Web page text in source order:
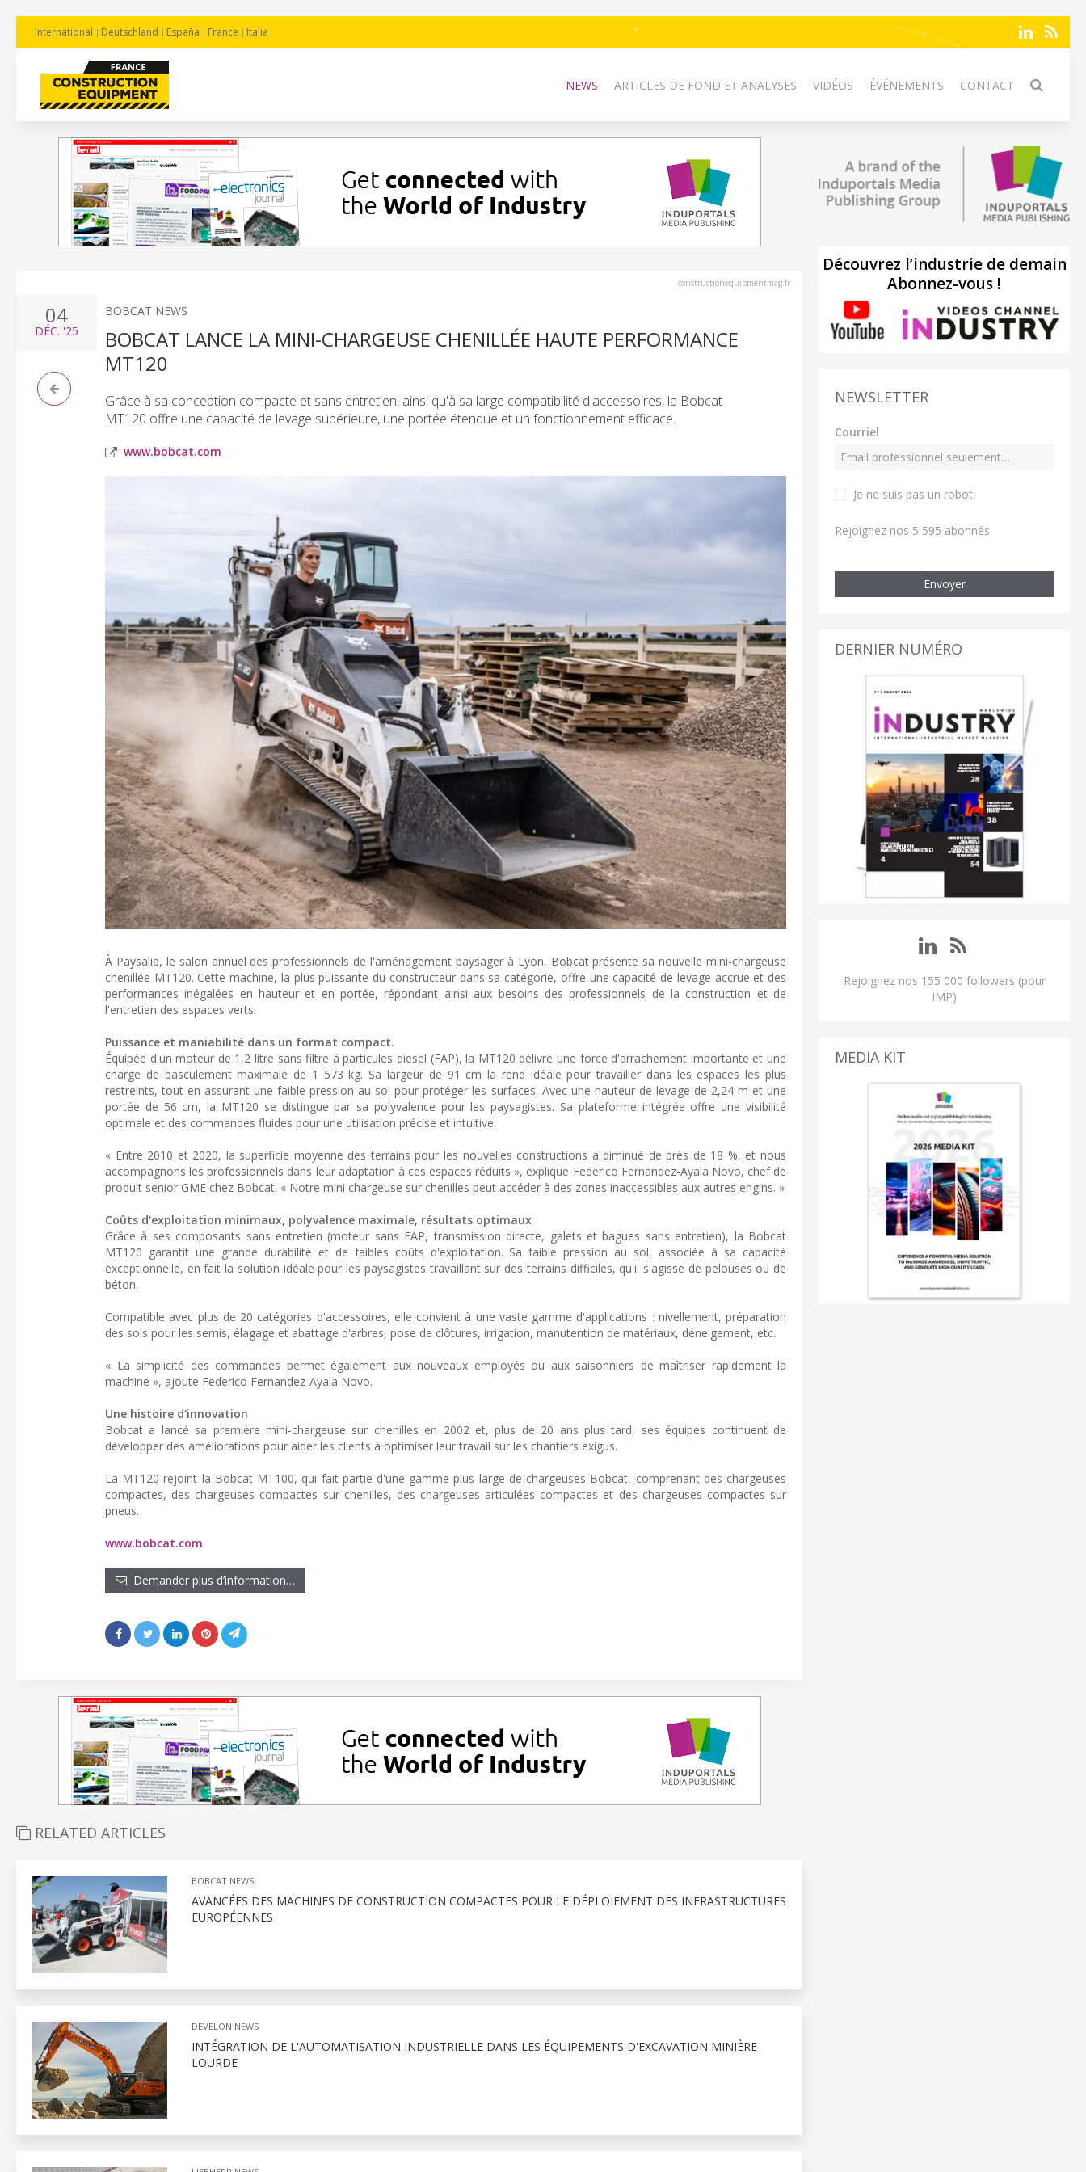
International Deutschland España France Italia
NEWS ARTICLES DE FOND ET ANALYSES VIDÉOS ÉVÉNEMENTS CONTACT
constructionequipmentmag.fr
04
DÉC. '25
BOBCAT NEWS
BOBCAT LANCE LA MINI-CHARGEUSE CHENILLÉE HAUTE PERFORMANCE
MT120
Grâce à sa conception compacte et sans entretien, ainsi qu'à sa large compatibilité d'accessoires, la Bobcat
MT120 offre une capacité de levage supérieure, une portée étendue et un fonctionnement efficace.
www.bobcat.com
À Paysalia, le salon annuel des professionnels de l'aménagement paysager à Lyon, Bobcat présente sa nouvelle mini-chargeuse
chenillée MT120. Cette machine, la plus puissante du constructeur dans sa catégorie, offre une capacité de levage accrue et des
performances inégalées en hauteur et en portée, répondant ainsi aux besoins des professionnels de la construction et de
l'entretien des espaces verts.
Puissance et maniabilité dans un format compact.
Équipée d'un moteur de 1,2 litre sans filtre à particules diesel (FAP), la MT120 délivre une force d'arrachement importante et une
charge de basculement maximale de 1 573 kg. Sa largeur de 91 cm la rend idéale pour travailler dans les espaces les plus
restreints, tout en assurant une faible pression au sol pour protéger les surfaces. Avec une hauteur de levage de 2,24 m et une
portée de 56 cm, la MT120 se distingue par sa polyvalence pour les paysagistes. Sa plateforme intégrée offre une visibilité
optimale et des commandes fluides pour une utilisation précise et intuitive.
« Entre 2010 et 2020, la superficie moyenne des terrains pour les nouvelles constructions a diminué de près de 18 %, et nous
accompagnons les professionnels dans leur adaptation à ces espaces réduits », explique Federico Fernandez-Ayala Novo, chef de
produit senior GME chez Bobcat. « Notre mini chargeuse sur chenilles peut accéder à des zones inaccessibles aux autres engins. »
Coûts d'exploitation minimaux, polyvalence maximale, résultats optimaux
Grâce à ses composants sans entretien (moteur sans FAP, transmission directe, galets et bagues sans entretien), la Bobcat
MT120 garantit une grande durabilité et de faibles coûts d'exploitation. Sa faible pression au sol, associée à sa capacité
exceptionnelle, en fait la solution idéale pour les paysagistes travaillant sur des terrains difficiles, qu'il s'agisse de pelouses ou de
béton.
Compatible avec plus de 20 catégories d'accessoires, elle convient à une vaste gamme d'applications : nivellement, préparation
des sols pour les semis, élagage et abattage d'arbres, pose de clôtures, irrigation, manutention de matériaux, déneigement, etc.
« La simplicité des commandes permet également aux nouveaux employés ou aux saisonniers de maîtriser rapidement la
machine », ajoute Federico Fernandez-Ayala Novo.
Une histoire d'innovation
Bobcat a lancé sa première mini-chargeuse sur chenilles en 2002 et, plus de 20 ans plus tard, ses équipes continuent de
développer des améliorations pour aider les clients à optimiser leur travail sur les chantiers exigus.
La MT120 rejoint la Bobcat MT100, qui fait partie d'une gamme plus large de chargeuses Bobcat, comprenant des chargeuses
compactes, des chargeuses compactes sur chenilles, des chargeuses articulées compactes et des chargeuses compactes sur
pneus.
www.bobcat.com
Demander plus d’information…
RELATED ARTICLES
BOBCAT NEWS
AVANCÉES DES MACHINES DE CONSTRUCTION COMPACTES POUR LE DÉPLOIEMENT DES INFRASTRUCTURES
EUROPÉENNES
DEVELON NEWS
INTÉGRATION DE L'AUTOMATISATION INDUSTRIELLE DANS LES ÉQUIPEMENTS D'EXCAVATION MINIÈRE
LOURDE
Découvrez l’industrie de demain
Abonnez-vous !
NEWSLETTER
Courriel
Je ne suis pas un robot.
Rejoignez nos 5 595 abonnés
Envoyer
DERNIER NUMÉRO
Rejoignez nos 155 000 followers (pour
IMP)
MEDIA KIT